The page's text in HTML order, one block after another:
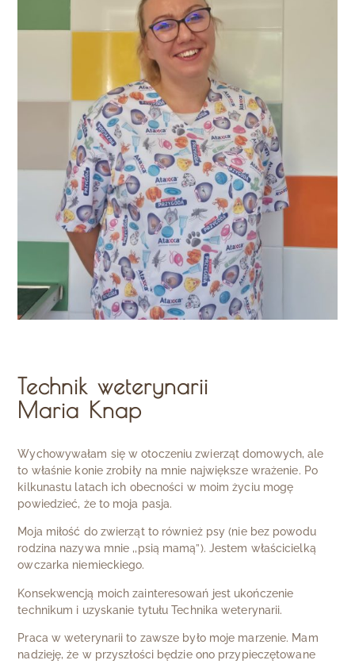
Technik weterynarii
Maria Knap
Wychowywałam się w otoczeniu zwierząt domowych, ale
to właśnie konie zrobiły na mnie największe wrażenie. Po
kilkunastu latach ich obecności w moim życiu mogę
powiedzieć, że to moja pasja.
Moja miłość do zwierząt to również psy (nie bez powodu
rodzina nazywa mnie ,,psią mamą”). Jestem właścicielką
owczarka niemieckiego.
Konsekwencją moich zainteresowań jest ukończenie
technikum i uzyskanie tytułu Technika weterynarii.
Praca w weterynarii to zawsze było moje marzenie. Mam
nadzieję, że w przyszłości będzie ono przypieczętowane